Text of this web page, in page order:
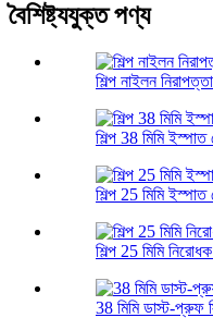
বৈশিষ্ট্যযুক্ত পণ্য
শিল্প নাইলন
শিল্প 38 মিমি
শিল্প 25 মিমি
শিল্প 25 মিমি
38 মিমি ডাস্ট-প্রুফ